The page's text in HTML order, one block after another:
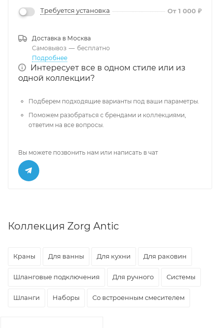
Требуется установка От 1 000 ₽
Доставка в Москва
Самовывоз — бесплатно
Подробнее
Интересует все в одном стиле или из
одной коллекции?
Подберем подходящие варианты под ваши параметры.
Поможем разобраться с брендами и коллекциями,
ответим на все вопросы.
Вы можете позвонить нам или написать в чат
Коллекция Zorg Antic
Краны Для ванны Для кухни Для раковин
Шланговые подключения Для ручного Системы
Шланги Наборы Со встроенным смесителем